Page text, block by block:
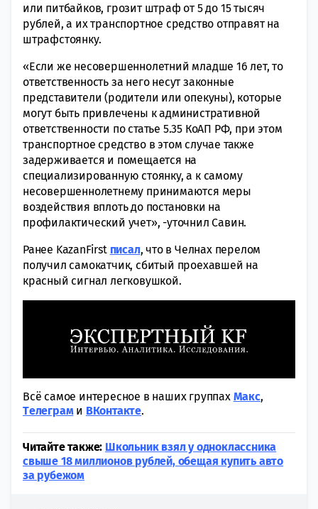
или питбайков, грозит штраф от 5 до 15 тысяч
рублей, а их транспортное средство отправят на
штрафстоянку.
«Если же несовершеннолетний младше 16 лет, то
ответственность за него несут законные
представители (родители или опекуны), которые
могут быть привлечены к административной
ответственности по статье 5.35 КоАП РФ, при этом
транспортное средство в этом случае также
задерживается и помещается на
специализированную стоянку, а к самому
несовершеннолетнему принимаются меры
воздействия вплоть до постановки на
профилактический учет», -уточнил Савин.
Ранее KazanFirst писал, что в Челнах перелом
получил самокатчик, сбитый проехавшей на
красный сигнал легковушкой.
Всё самое интересное в наших группах Макс,
Tелеграми ВКонтакте.
Читайте также: Школьник взял у одноклассника
свыше 18 миллионов рублей, обещая купить авто
за рубежом